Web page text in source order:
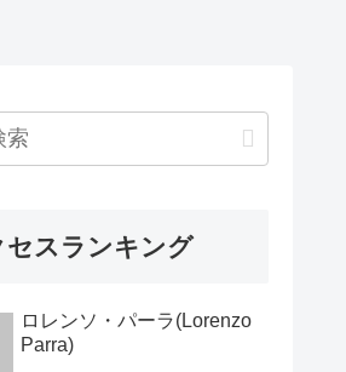
セスランキング
ロレンソ・パーラ(Lorenzo
Parra)